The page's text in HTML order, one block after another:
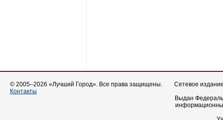
© 2005–2026 «Лучший Город». Все права защищены.
Контакты
Сетевое
Выдан